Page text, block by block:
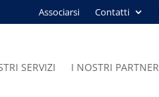
Associarsi Contatti
SERVIZI I NOSTRI PARTNER